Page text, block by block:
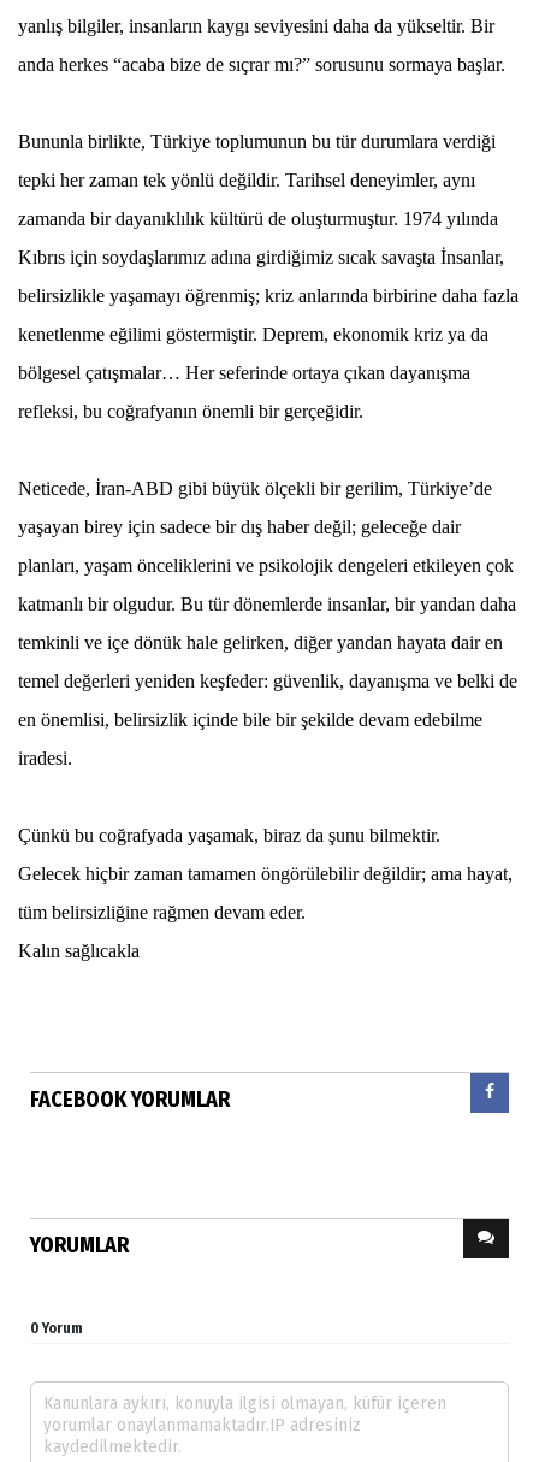
yanlış bilgiler, insanların kaygı seviyesini daha da yükseltir. Bir
anda herkes “acaba bize de sıçrar mı?” sorusunu sormaya başlar.
Bununla birlikte, Türkiye toplumunun bu tür durumlara verdiği
tepki her zaman tek yönlü değildir. Tarihsel deneyimler, aynı
zamanda bir dayanıklılık kültürü de oluşturmuştur. 1974 yılında
Kıbrıs için soydaşlarımız adına girdiğimiz sıcak savaşta İnsanlar,
belirsizlikle yaşamayı öğrenmiş; kriz anlarında birbirine daha fazla
kenetlenme eğilimi göstermiştir. Deprem, ekonomik kriz ya da
bölgesel çatışmalar… Her seferinde ortaya çıkan dayanışma
refleksi, bu coğrafyanın önemli bir gerçeğidir.
Neticede, İran-ABD gibi büyük ölçekli bir gerilim, Türkiye’de
yaşayan birey için sadece bir dış haber değil; geleceğe dair
planları, yaşam önceliklerini ve psikolojik dengeleri etkileyen çok
katmanlı bir olgudur. Bu tür dönemlerde insanlar, bir yandan daha
temkinli ve içe dönük hale gelirken, diğer yandan hayata dair en
temel değerleri yeniden keşfeder: güvenlik, dayanışma ve belki de
en önemlisi, belirsizlik içinde bile bir şekilde devam edebilme
iradesi.
Çünkü bu coğrafyada yaşamak, biraz da şunu bilmektir.
Gelecek hiçbir zaman tamamen öngörülebilir değildir; ama hayat,
tüm belirsizliğine rağmen devam eder.
Kalın sağlıcakla
FACEBOOK YORUMLAR
YORUMLAR
0 Yorum